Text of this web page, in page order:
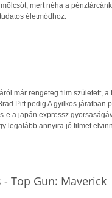
mert néha a
életmódhoz.
már rengeteg film született,
Pitt pedig A gyilkos járatban
e a japán expressz
legalább annyira jó filmet
Top Gun: Maverick